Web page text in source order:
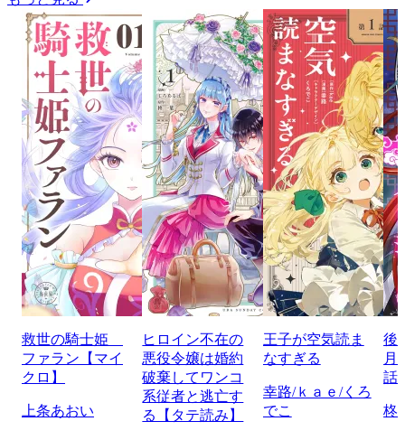
救世の騎士姫
ファラン【マイ
クロ】
上条あおい
ヒロイン不在の
悪役令嬢は婚約
破棄してワンコ
系従者と逃亡す
る【タテ読み】
王子が空気読ま
なすぎる
幸路/ｋａｅ/くろ
でこ
後
月
話
柊